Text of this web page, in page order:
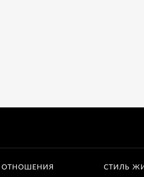
ОТНОШЕНИЯ СТИЛЬ